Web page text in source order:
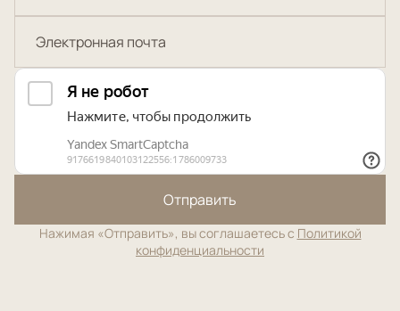
Отправить
Нажимая «Отправить», вы соглашаетесь с Политикой
конфиденциальности